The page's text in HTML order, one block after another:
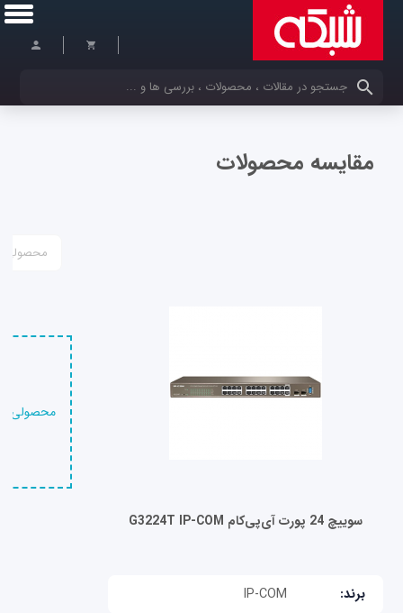
کلمات کلیدی خود را وارد کنید
مقایسه محصولات
سوییچ 24 پورت آی‌پی‌کام G3224T IP-COM
برند: IP-COM
محصولی